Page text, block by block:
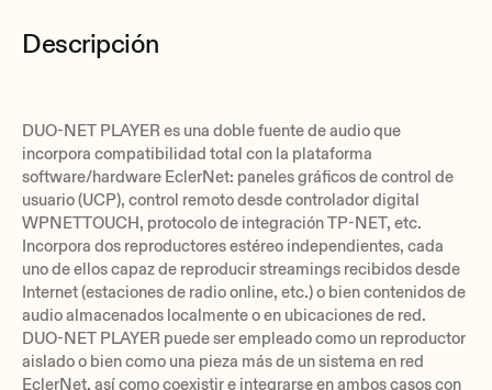
Descripción
DUO-NET PLAYER es una doble fuente de audio que
incorpora compatibilidad total con la plataforma
software/hardware EclerNet: paneles gráficos de control de
usuario (UCP), control remoto desde controlador digital
WPNETTOUCH, protocolo de integración TP-NET, etc.
Incorpora dos reproductores estéreo independientes, cada
uno de ellos capaz de reproducir streamings recibidos desde
Internet (estaciones de radio online, etc.) o bien contenidos de
audio almacenados localmente o en ubicaciones de red.
DUO-NET PLAYER puede ser empleado como un reproductor
aislado o bien como una pieza más de un sistema en red
EclerNet, así como coexistir e integrarse en ambos casos con